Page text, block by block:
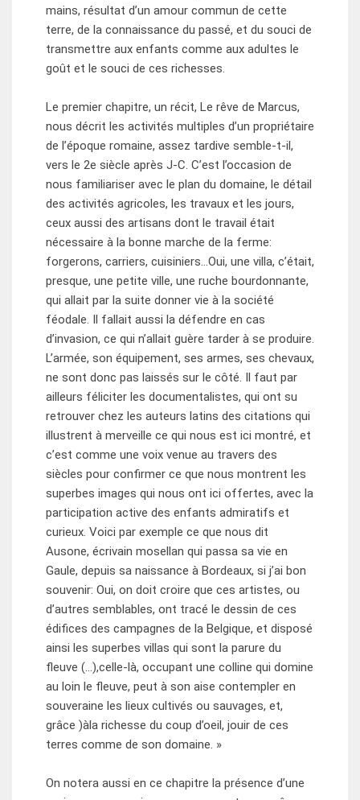
mains, résultat d’un amour commun de cette
terre, de la connaissance du passé, et du souci de
transmettre aux enfants comme aux adultes le
goût et le souci de ces richesses.
Le premier chapitre, un récit, Le rêve de Marcus,
nous décrit les activités multiples d’un propriétaire
de l’époque romaine, assez tardive semble-t-il,
vers le 2e siècle après J-C. C’est l’occasion de
nous familiariser avec le plan du domaine, le détail
des activités agricoles, les travaux et les jours,
ceux aussi des artisans dont le travail était
nécessaire à la bonne marche de la ferme:
forgerons, carriers, cuisiniers…Oui, une villa, c’était,
presque, une petite ville, une ruche bourdonnante,
qui allait par la suite donner vie à la société
féodale. Il fallait aussi la défendre en cas
d’invasion, ce qui n’allait guère tarder à se produire.
L’armée, son équipement, ses armes, ses chevaux,
ne sont donc pas laissés sur le côté. Il faut par
ailleurs féliciter les documentalistes, qui ont su
retrouver chez les auteurs latins des citations qui
illustrent à merveille ce qui nous est ici montré, et
c’est comme une voix venue au travers des
siècles pour confirmer ce que nous montrent les
superbes images qui nous ont ici offertes, avec la
participation active des enfants admiratifs et
curieux. Voici par exemple ce que nous dit
Ausone, écrivain mosellan qui passa sa vie en
Gaule, depuis sa naissance à Bordeaux, si j’ai bon
souvenir: Oui, on doit croire que ces artistes, ou
d’autres semblables, ont tracé le dessin de ces
édifices des campagnes de la Belgique, et disposé
ainsi les superbes villas qui sont la parure du
fleuve (…),celle-là, occupant une colline qui domine
au loin le fleuve, peut à son aise contempler en
souveraine les lieux cultivés ou sauvages, et,
grâce )àla richesse du coup d’oeil, jouir de ces
terres comme de son domaine. »
On notera aussi en ce chapitre la présence d’une